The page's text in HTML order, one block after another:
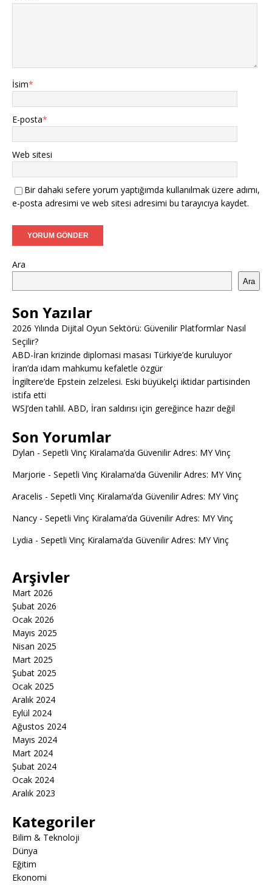
İsim*
E-posta*
Web sitesi
Bir dahaki sefere yorum yaptığımda kullanılmak üzere adımı,
e-posta adresimi ve web sitesi adresimi bu tarayıcıya kaydet.
Ara
Ara
Son Yazılar
2026 Yılında Dijital Oyun Sektörü: Güvenilir Platformlar Nasıl
Seçilir?
ABD-İran krizinde diplomasi masası Türkiye’de kuruluyor
İran’da idam mahkumu kefaletle özgür
İngiltere’de Epstein zelzelesi. Eski büyükelçi iktidar partisinden
istifa etti
WSJ’den tahlil. ABD, İran saldırısı için gereğince hazır değil
Son Yorumlar
Dylan - Sepetli Vinç Kiralama’da Güvenilir Adres: MY Vinç
Marjorie - Sepetli Vinç Kiralama’da Güvenilir Adres: MY Vinç
Aracelis - Sepetli Vinç Kiralama’da Güvenilir Adres: MY Vinç
Nancy - Sepetli Vinç Kiralama’da Güvenilir Adres: MY Vinç
Lydia - Sepetli Vinç Kiralama’da Güvenilir Adres: MY Vinç
Arşivler
Mart 2026
Şubat 2026
Ocak 2026
Mayıs 2025
Nisan 2025
Mart 2025
Şubat 2025
Ocak 2025
Aralık 2024
Eylül 2024
Ağustos 2024
Mayıs 2024
Mart 2024
Şubat 2024
Ocak 2024
Aralık 2023
Kategoriler
Bilim & Teknoloji
Dünya
Eğitim
Ekonomi